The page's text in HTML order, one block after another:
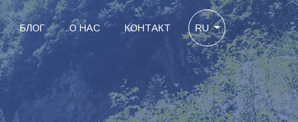
БЛОГ О НАС КОНТАКТ RU